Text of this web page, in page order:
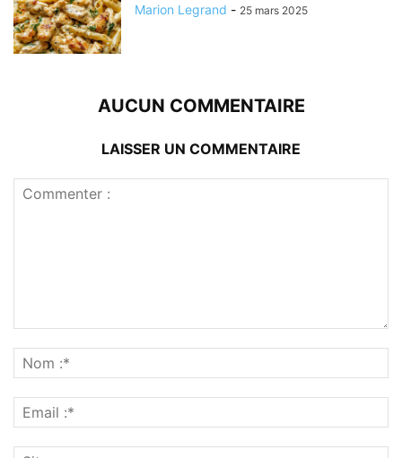
Marion Legrand - 25 mars 2025
AUCUN COMMENTAIRE
LAISSER UN COMMENTAIRE